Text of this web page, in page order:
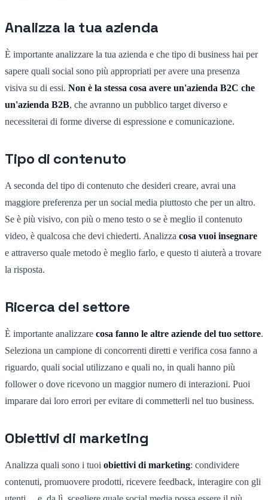
Analizza la tua azienda
È importante analizzare la tua azienda e che tipo di business hai per
sapere quali social sono più appropriati per avere una presenza
visiva su di essi. Non è la stessa cosa avere un'azienda B2C che
un'azienda B2B, che avranno un pubblico target diverso e
necessiterai di forme diverse di espressione e comunicazione.
Tipo di contenuto
A seconda del tipo di contenuto che desideri creare, avrai una
maggiore preferenza per un social media piuttosto che per un altro.
Se è più visivo, con più o meno testo o se è meglio il contenuto
video, è qualcosa che devi chiederti. Analizza cosa vuoi insegnare
e attraverso quale metodo è meglio farlo, e questo ti aiuterà a trovare
la risposta.
Ricerca del settore
È importante analizzare cosa fanno le altre aziende del tuo settore.
Seleziona un campione di concorrenti diretti e verifica cosa fanno a
riguardo, quali social utilizzano e quali no, in quali hanno più
follower o dove ricevono un maggior numero di interazioni. Puoi
imparare dai loro errori per evitare di commetterli nel tuo business.
Obiettivi di marketing
Analizza quali sono i tuoi obiettivi di marketing: condividere
contenuti, promuovere prodotti, ricevere feedback, interagire con gli